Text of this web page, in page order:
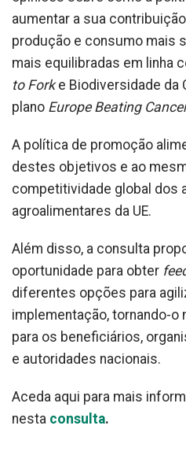
aumentar a sua
produção e consumo mais
mais equilibradas em linha
to Forke Biodiversidade da
plano Europe Beating
A política de promoção
destes objetivos e ao
competitividade global dos
agroalimentares da UE.
Além disso, a consulta
oportunidade para obter
diferentes opções para
implementação, tornando-
para os beneficiários,
e autoridades nacionais.
Aceda aqui para mais
nesta consulta.